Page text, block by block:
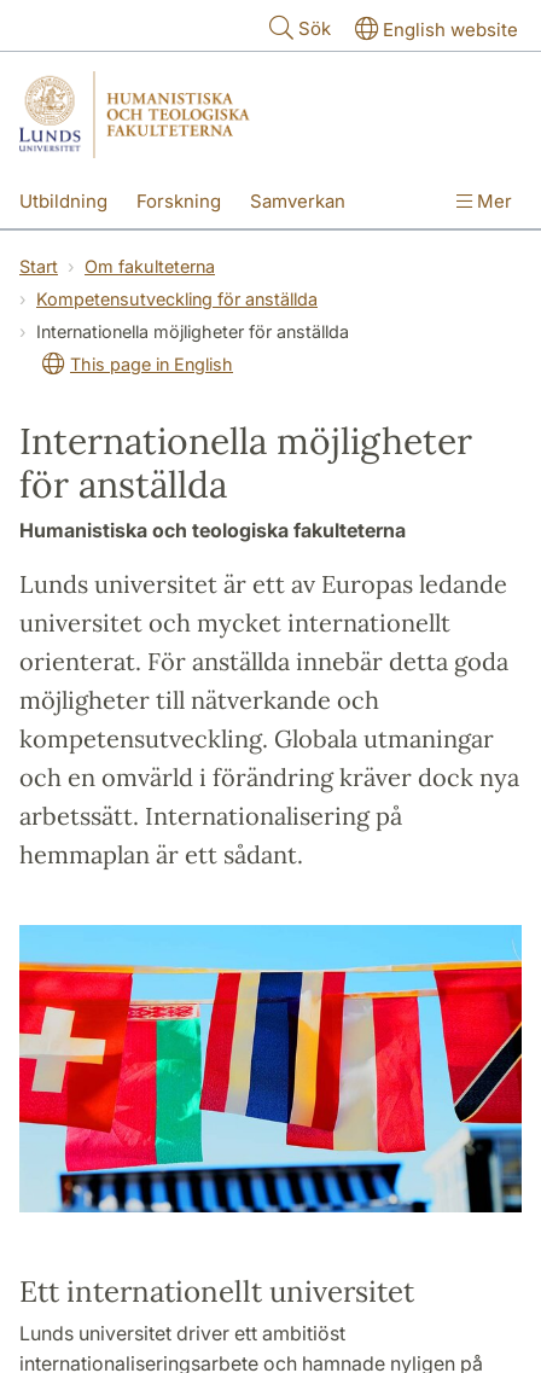
Sök English website
Utbildning Forskning Samverkan Mer
Start
Om fakulteterna
Kompetensutveckling för anställda
Internationella möjligheter för anställda
This page in English
Internationella möjligheter
för anställda
Humanistiska och teologiska fakulteterna
Lunds universitet är ett av Europas ledande
universitet och mycket internationellt
orienterat. För anställda innebär detta goda
möjlig­­heter till nätverkande och
kompetensutveckling. Globala ut­maningar
och en omvärld i förändring kräver dock nya
arbetssätt. Internationalisering på
hemmaplan är ett sådant.
Ett internationellt universitet
Lunds universitet driver ett ambitiöst
internationaliseringsarbete och hamnade nyligen på